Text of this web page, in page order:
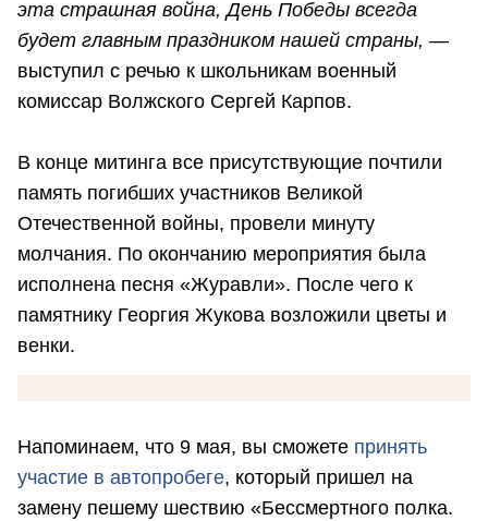
эта страшная война, День Победы всегда
будет главным праздником нашей страны, —
выступил с речью к школьникам военный
комиссар Волжского Сергей Карпов.
В конце митинга все присутствующие почтили
память погибших участников Великой
Отечественной войны, провели минуту
молчания. По окончанию мероприятия была
исполнена песня «Журавли». После чего к
памятнику Георгия Жукова возложили цветы и
венки.
Напоминаем, что 9 мая, вы сможете принять
участие в автопробеге, который пришел на
замену пешему шествию «Бессмертного полка.